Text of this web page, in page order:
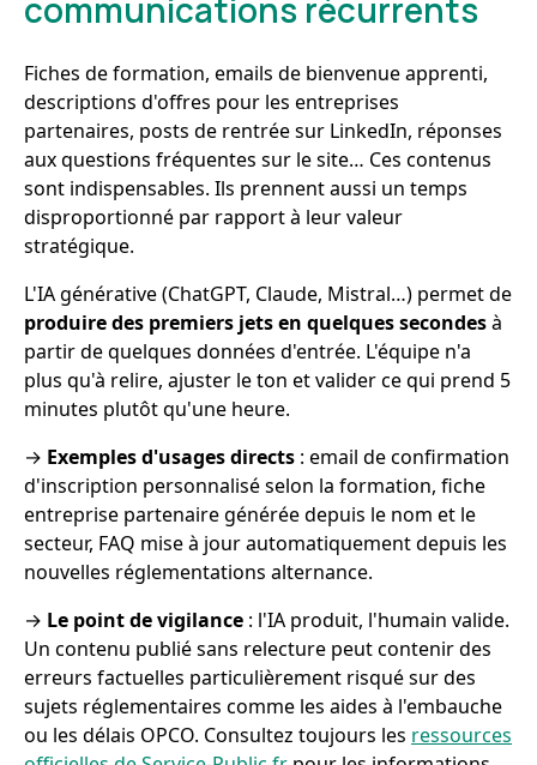
communications récurrents
Fiches de formation, emails de bienvenue apprenti,
descriptions d'offres pour les entreprises
partenaires, posts de rentrée sur LinkedIn, réponses
aux questions fréquentes sur le site… Ces contenus
sont indispensables. Ils prennent aussi un temps
disproportionné par rapport à leur valeur
stratégique.
L'IA générative (ChatGPT, Claude, Mistral…) permet de
produire des premiers jets en quelques secondesà
partir de quelques données d'entrée. L'équipe n'a
plus qu'à relire, ajuster le ton et valider ce qui prend 5
minutes plutôt qu'une heure.
→ Exemples d'usages directs : email de confirmation
d'inscription personnalisé selon la formation, fiche
entreprise partenaire générée depuis le nom et le
secteur, FAQ mise à jour automatiquement depuis les
nouvelles réglementations alternance.
→ Le point de vigilance : l'IA produit, l'humain valide.
Un contenu publié sans relecture peut contenir des
erreurs factuelles particulièrement risqué sur des
sujets réglementaires comme les aides à l'embauche
ou les délais OPCO. Consultez toujours les ressources